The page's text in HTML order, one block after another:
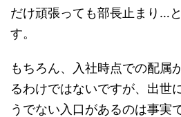
だけ頑張っても部長止まり…
す。
もちろん、入社時点での配属
るわけではないですが、出世
うでない入口があるのは事実